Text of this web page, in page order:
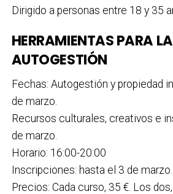
Dirigido a personas entre 18 y 35
HERRAMIENTAS PARA LA
AUTOGESTIÓN
Fechas: Autogestión y propiedad
de marzo.
Recursos culturales, creativos e
de marzo.
Horario: 16:00-20:00
Inscripciones: hasta el 3 de marzo.
Precios: Cada curso, 35 €. Los dos,